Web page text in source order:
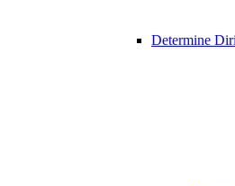
Determine